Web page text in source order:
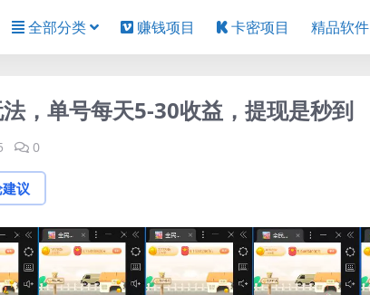
全部分类 赚钱项目 卡密项目 精品软件
，单号每天5-30收益，提现是秒到
0
议